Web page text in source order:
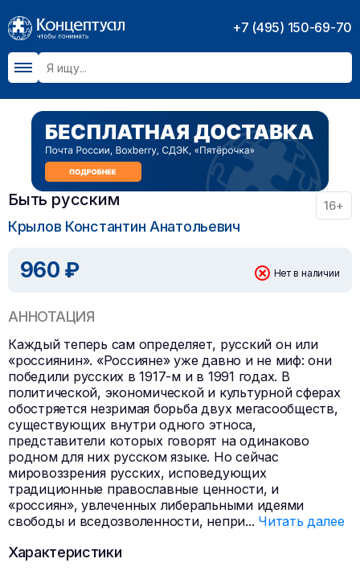
+7 (495) 150-69-70
Быть русским 16+
Крылов Константин Анатольевич
960 ₽ Нет в наличии
АННОТАЦИЯ
Каждый теперь сам определяет, русский он или
«россиянин». «Россияне» уже давно и не миф: они
победили русских в 1917-м и в 1991 годах. В
политической, экономической и культурной сферах
обостряется незримая борьба двух мегасообществ,
существующих внутри одного этноса,
представители которых говорят на одинаково
родном для них русском языке. Но сейчас
мировоззрения русских, исповедующих
традиционные православные ценности, и
«россиян», увлеченных либеральными идеями
свободы и вседозволенности, непри... Читать далее
Характеристики